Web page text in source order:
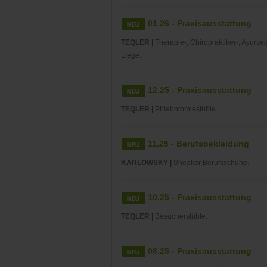
01.26 - Praxisausstattung
TEQLER | Therapie-, Chiropraktiker-,
Liege.
12.25 - Praxisausstattung
TEQLER | Phlebotomiestühle.
11.25 - Berufsbekleidung
KARLOWSKY | Sneaker Berufsschuhe.
10.25 - Praxisausstattung
TEQLER | Besucherstühle.
08.25 - Praxisausstattung